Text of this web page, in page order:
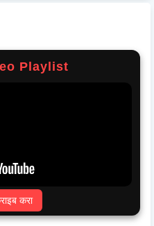
Playlist
करा